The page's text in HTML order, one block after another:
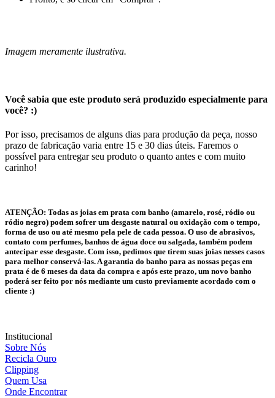
Imagem meramente ilustrativa.
Você sabia que este produto será produzido especialmente para
você? :)
Por isso, precisamos de alguns dias para produção da peça, nosso
prazo de fabricação varia entre 15 e 30 dias úteis. Faremos o
possível para entregar seu produto o quanto antes e com muito
carinho!
ATENÇÃO: Todas as joias em prata com banho (amarelo, rosé, ródio ou
ródio negro) podem sofrer um desgaste natural ou oxidação com o tempo,
forma de uso ou até mesmo pela pele de cada pessoa. O uso de abrasivos,
contato com perfumes, banhos de água doce ou salgada, também podem
antecipar esse desgaste. Com isso, pedimos que tirem suas joias nesses casos
para melhor conservá-las. A garantia do banho para as nossas peças em
prata é de 6 meses da data da compra e após este prazo, um novo banho
poderá ser feito por nós mediante um custo previamente acordado com o
cliente :)
Institucional
Sobre Nós
Recicla Ouro
Clipping
Quem Usa
Onde Encontrar